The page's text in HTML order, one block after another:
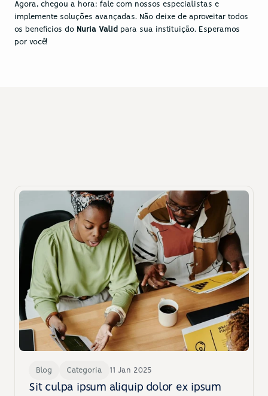
Agora, chegou a hora: fale com nossos especialistas e
implemente soluções avançadas. Não deixe de aproveitar todos
os benefícios do Nuria Valid para sua instituição. Esperamos
por você!
gostar
Descubra insights valiosos sobre tecnologia hospitalar.
Blog Categoria 11 Jan 2025
Sit culpa ipsum aliquip dolor ex ipsum